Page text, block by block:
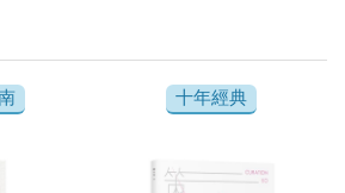
十年經典